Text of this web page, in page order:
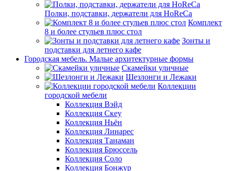
Полки, подставки, держатели для HoReCa
Комплект
8 и более стульев плюс стол
Зонты и
подставки для летнего кафе
Городская мебель. Малые архитектурные формы
Скамейки уличные
Шезлонги и Лежаки
Коллекции
городской мебели
Коллекция Вэйд
Коллекция Скеу
Коллекция Ньён
Коллекция Линарес
Коллекция Танаман
Коллекция Брюссель
Коллекция Соло
Коллекция Бонжур